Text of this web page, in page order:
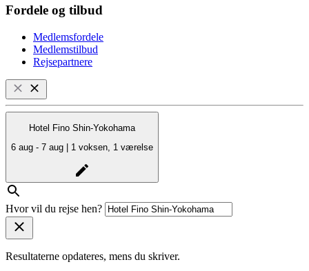
Fordele og tilbud
Medlemsfordele
Medlemstilbud
Rejsepartnere
Hotel Fino Shin-Yokohama
6 aug - 7 aug | 1 voksen, 1 værelse
Hvor vil du rejse hen?
Resultaterne opdateres, mens du skriver.